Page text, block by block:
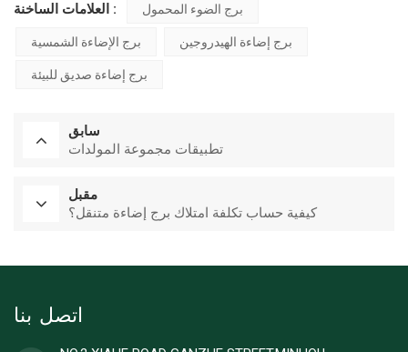
العلامات الساخنة : برج الضوء المحمول
برج الإضاءة الشمسية برج إضاءة الهيدروجين
برج إضاءة صديق للبيئة
سابق
تطبيقات مجموعة المولدات
مقبل
كيفية حساب تكلفة امتلاك برج إضاءة متنقل؟
اتصل بنا